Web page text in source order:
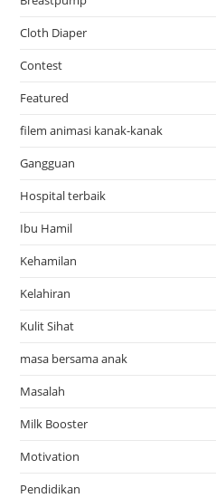
Cloth Diaper
Contest
Featured
filem animasi kanak-kanak
Gangguan
Hospital terbaik
Ibu Hamil
Kehamilan
Kelahiran
Kulit Sihat
masa bersama anak
Masalah
Milk Booster
Motivation
Pendidikan